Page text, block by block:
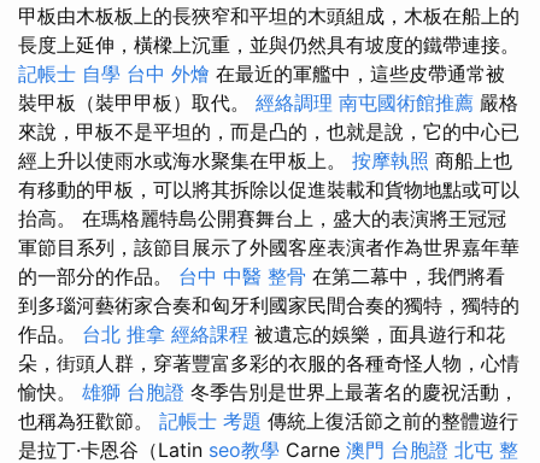
甲板由木板板上的長狹窄和平坦的木頭組成，木板在船上的
長度上延伸，橫樑上沉重，並與仍然具有坡度的鐵帶連接。
記帳士 自學 台中 外燴 在最近的軍艦中，這些皮帶通常被
裝甲板（裝甲甲板）取代。 經絡調理 南屯國術館推薦 嚴格
來說，甲板不是平坦的，而是凸的，也就是說，它的中心已
經上升以使雨水或海水聚集在甲板上。 按摩執照 商船上也
有移動的甲板，可以將其拆除以促進裝載和貨物地點或可以
抬高。 在瑪格麗特島公開賽舞台上，盛大的表演將王冠冠
軍節目系列，該節目展示了外國客座表演者作為世界嘉年華
的一部分的作品。 台中 中醫 整骨 在第二幕中，我們將看
到多瑙河藝術家合奏和匈牙利國家民間合奏的獨特，獨特的
作品。 台北 推拿 經絡課程 被遺忘的娛樂，面具遊行和花
朵，街頭人群，穿著豐富多彩的衣服的各種奇怪人物，心情
愉快。 雄獅 台胞證 冬季告別是世界上最著名的慶祝活動，
也稱為狂歡節。 記帳士 考題 傳統上復活節之前的整體遊行
是拉丁·卡恩谷（Latin seo教學 Carne 澳門 台胞證 北屯 整